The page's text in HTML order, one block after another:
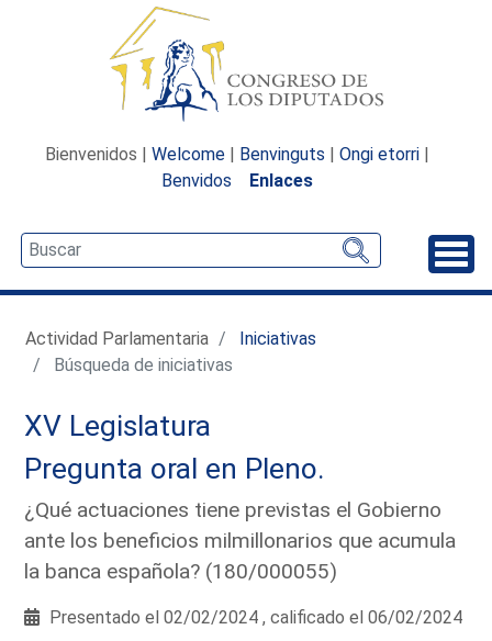
Bienvenidos | Welcome | Benvinguts | Ongi etorri |
Benvidos
Enlaces
Actividad Parlamentaria
Iniciativas
Búsqueda de iniciativas
XV Legislatura
Pregunta oral en Pleno.
¿Qué actuaciones tiene previstas el Gobierno
ante los beneficios milmillonarios que acumula
la banca española? (180/000055)
Presentado el 02/02/2024 , calificado el 06/02/2024